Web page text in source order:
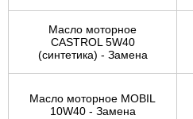
Масло моторное
CASTROL 5W40
(синтетика) - Замена
Масло моторное MOBIL
10W40 - Замена